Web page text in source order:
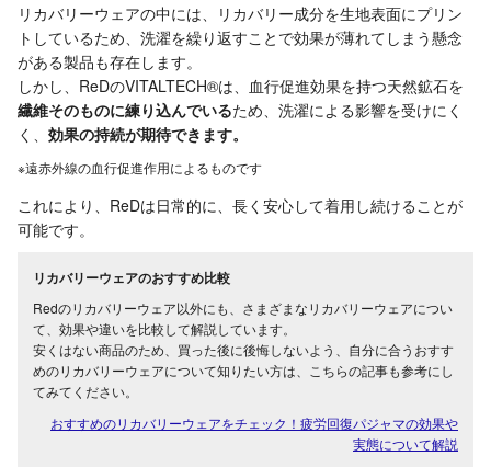
リカバリーウェアの中には、リカバリー成分を生地表面にプリン
トしているため、洗濯を繰り返すことで効果が薄れてしまう懸念
がある製品も存在します。
しかし、ReDのVITALTECH®は、血行促進効果を持つ天然鉱石を
繊維そのものに練り込んでいるため、洗濯による影響を受けにく
く、 効果の持続が期待できます。
※遠赤外線の血行促進作用によるものです
これにより、ReDは日常的に、長く安心して着用し続けることが
可能です。
リカバリーウェアのおすすめ比較
Redのリカバリーウェア以外にも、さまざまなリカバリーウェアについ
て、効果や違いを比較して解説しています。
安くはない商品のため、買った後に後悔しないよう、自分に合うおすす
めのリカバリーウェアについて知りたい方は、こちらの記事も参考にし
てみてください。
おすすめのリカバリーウェアをチェック！疲労回復パジャマの効果や
実態について解説